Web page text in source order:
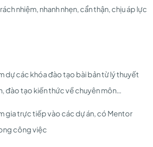
nhiệm, nhanh nhẹn, cẩn thận, chịu áp lực
dự các khóa đào tạo bài bản từ lý thuyết
đào tạo kiến thức về chuyên môn…
gia trực tiếp vào các dự án, có Mentor
công việc